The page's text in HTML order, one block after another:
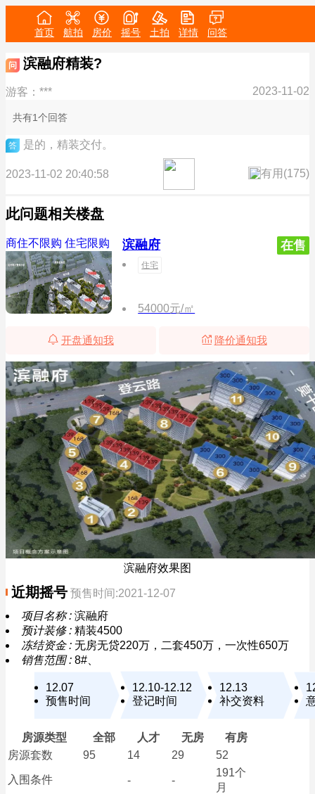
首页 航拍 房价 摇号 土拍 详情 问答
问 滨融府精装?
游客：*** 2023-11-02
共有1个回答
答 是的，精装交付。
2023-11-02 20:40:58 有用(175)
此问题相关楼盘
商住不限购 住宅限购 滨融府 在售
住宅
54000元/㎡
开盘通知我 降价通知我
滨融府效果图
近期摇号 预售时间:2021-12-07
项目名称 : 滨融府
预计装修 : 精装4500
冻结资金 : 无房无贷220万，二套450万，一次性650万
销售范围 : 8#、
12.07
预售时间
12.10-12.12
登记时间
12.13
补交资料
房源类型 全部 人才 无房
有房
房源套数
95 14 29 52
入围条件 - -
191个
月